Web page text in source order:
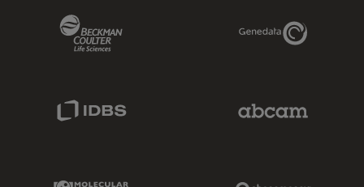
Genedata Link
Molecular Devices Link